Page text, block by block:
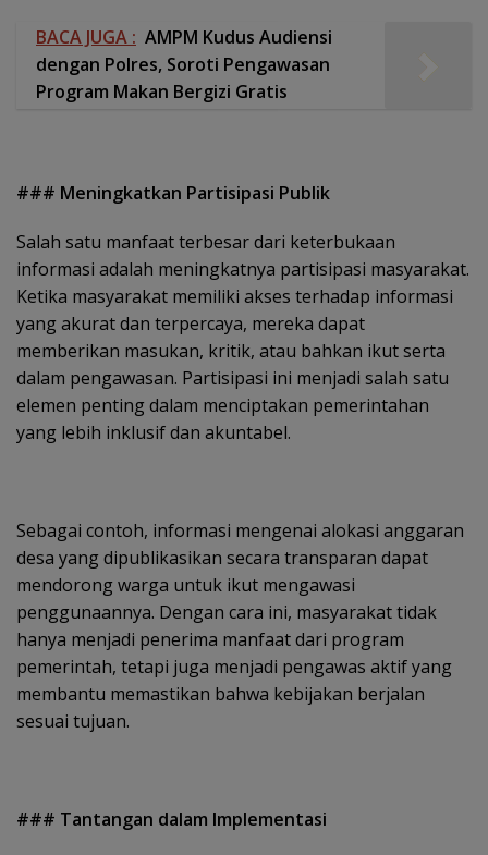
BACA JUGA : AMPM Kudus Audiensi
dengan Polres, Soroti Pengawasan
Program Makan Bergizi Gratis
### Meningkatkan Partisipasi Publik
Salah satu manfaat terbesar dari keterbukaan
informasi adalah meningkatnya partisipasi masyarakat.
Ketika masyarakat memiliki akses terhadap informasi
yang akurat dan terpercaya, mereka dapat
memberikan masukan, kritik, atau bahkan ikut serta
dalam pengawasan. Partisipasi ini menjadi salah satu
elemen penting dalam menciptakan pemerintahan
yang lebih inklusif dan akuntabel.
Sebagai contoh, informasi mengenai alokasi anggaran
desa yang dipublikasikan secara transparan dapat
mendorong warga untuk ikut mengawasi
penggunaannya. Dengan cara ini, masyarakat tidak
hanya menjadi penerima manfaat dari program
pemerintah, tetapi juga menjadi pengawas aktif yang
membantu memastikan bahwa kebijakan berjalan
sesuai tujuan.
### Tantangan dalam Implementasi